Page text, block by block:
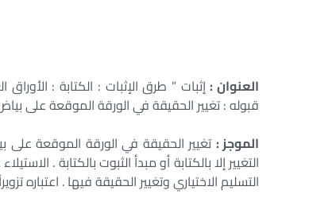
العنوان :إثبات ” طرق الإثبات : الكتابة : الأوراق
قبوله : تغيير الحقيقة في الورقة الموقعة على
الموجز : تغيير الحقيقة في الورقة الموقعة على
التغيير إلا بالكتابة أو مبدأ الثبوت بالكتابة .
التسليم الاختياري وتغيير الحقيقة فيها . اعتباره